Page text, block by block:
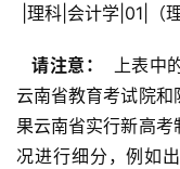
|理科|会计学|01|（
  请注意：
上表中
云南省教育考试院和
果云南省实行新高
况进行细分，例如